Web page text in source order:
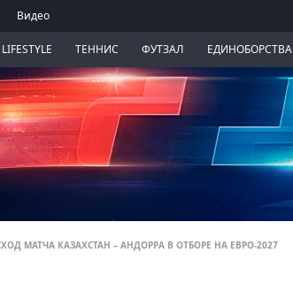
Видео
LIFESTYLE ТЕННИС ФУТЗАЛ ЕДИНОБОРСТВА
МАТЧА КАЗАХСТАН – АНДОРРА В ОТБОРЕ НА ЕВРО-2027